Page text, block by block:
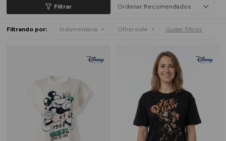
Recomendados
Filtrando por: Indumentaria Otherside Quitar filtros